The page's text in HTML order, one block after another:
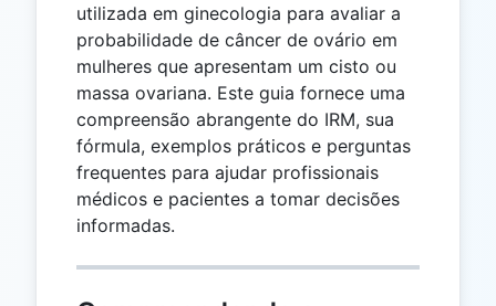
utilizada em ginecologia para avaliar a
probabilidade de câncer de ovário em
mulheres que apresentam um cisto ou
massa ovariana. Este guia fornece uma
compreensão abrangente do IRM, sua
fórmula, exemplos práticos e perguntas
frequentes para ajudar profissionais
médicos e pacientes a tomar decisões
informadas.